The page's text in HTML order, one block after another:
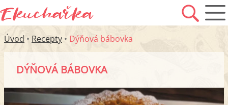
Úvod • Recepty • Dýňová bábovka
DÝŇOVÁ BÁBOVKA